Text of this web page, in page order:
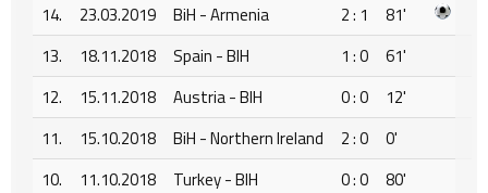
14.
23.03.2019 BiH - Armenia 2 : 1
81'
13.
18.11.2018 Spain - BIH 1 : 0
61'
12.
15.11.2018 Austria - BIH 0 : 0
12'
11.
15.10.2018 BiH - Northern Ireland 2 : 0
0'
10.
11.10.2018 Turkey - BIH 0 : 0
80'